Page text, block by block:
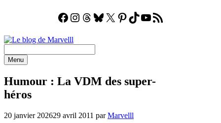
Facebook
Instagram
Threads
Bluesky
X Pinterest
TikTok
YouTube
Flux RSS
Menu
Humour : La VDM des super-
héros
20 janvier 202629 avril 2011 parMarvelll